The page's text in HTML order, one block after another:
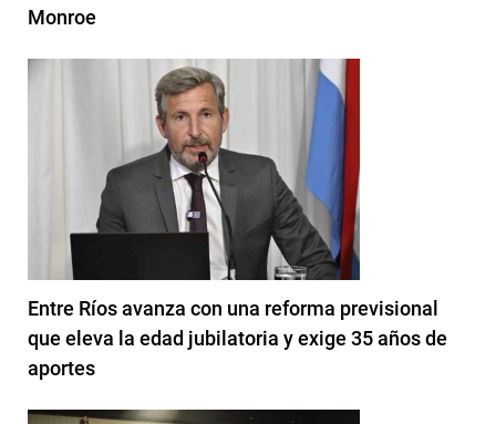
Monroe
Entre Ríos avanza con una reforma previsional
que eleva la edad jubilatoria y exige 35 años de
aportes